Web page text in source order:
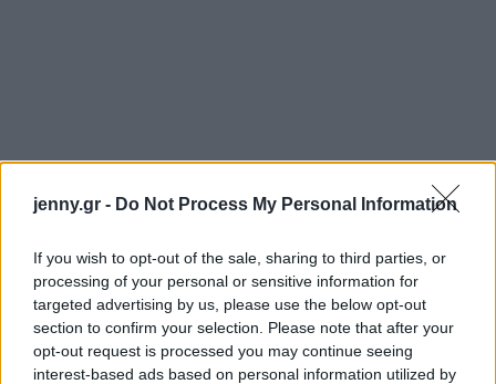
jenny.gr - Do Not Process My Personal Information
If you wish to opt-out of the sale, sharing to third parties, or
processing of your personal or sensitive information for
targeted advertising by us, please use the below opt-out
section to confirm your selection. Please note that after your
opt-out request is processed you may continue seeing
interest-based ads based on personal information utilized by